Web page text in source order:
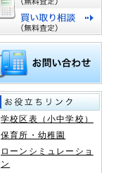
学校区表（小中学校）
保育所・幼稚園
ローンシミュレーショ
ン